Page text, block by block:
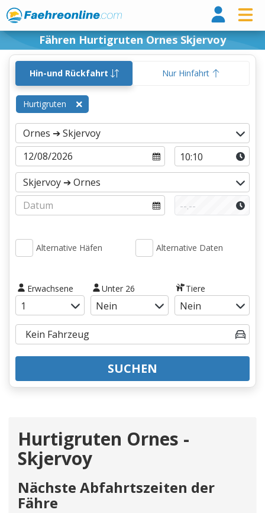
Fähren Hurtigruten Ornes Skjervoy
Hin-und Rückfahrt Nur Hinfahrt
Hurtigruten
Alternative Häfen Alternative Daten
Erwachsene Unter 26 Tiere
SUCHEN
Hurtigruten Ornes -
Skjervoy
Nächste Abfahrtszeiten der
Fähre